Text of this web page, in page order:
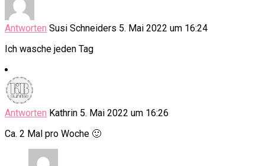
Antworten Susi Schneiders 5. Mai 2022 um 16:24
Ich wasche jeden Tag
Antworten Kathrin 5. Mai 2022 um 16:26
Ca. 2 Mal pro Woche 🙂